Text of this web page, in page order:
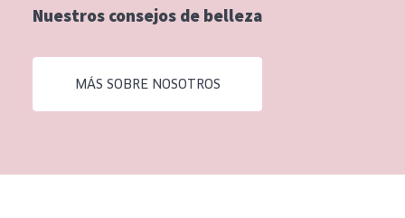
Piel menopáusica
EDAD
Nuestros consejos de belleza
MÁS SOBRE NOSOTROS